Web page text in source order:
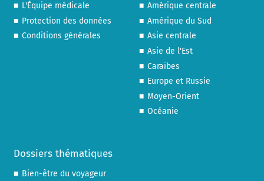
L'Équipe médicale
Protection des données
Conditions générales
Amérique centrale
Amérique du Sud
Asie centrale
Asie de l'Est
Caraïbes
Europe et Russie
Moyen-Orient
Océanie
Dossiers thématiques
Bien-être du voyageur